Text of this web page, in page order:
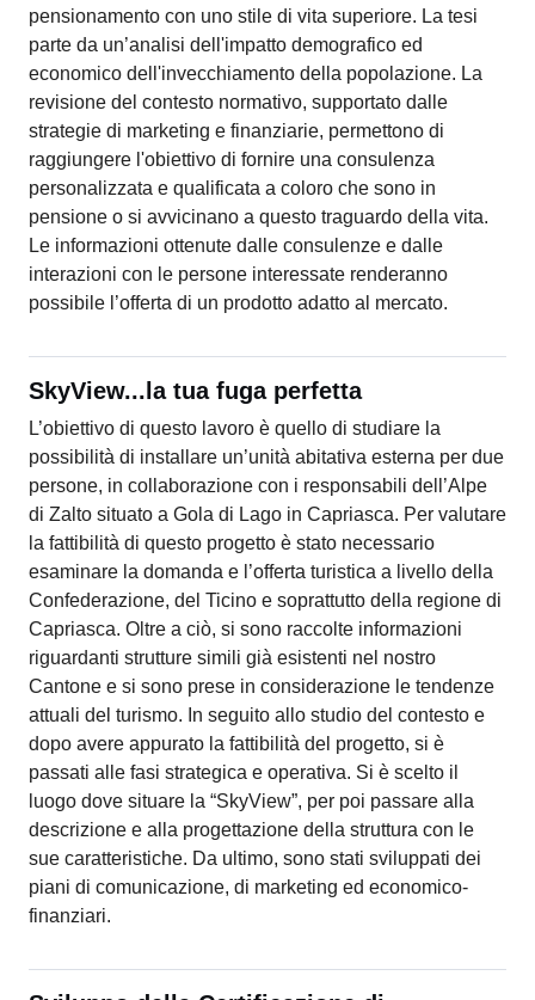
pensionamento con uno stile di vita superiore. La tesi
parte da un’analisi dell'impatto demografico ed
economico dell'invecchiamento della popolazione. La
revisione del contesto normativo, supportato dalle
strategie di marketing e finanziarie, permettono di
raggiungere l'obiettivo di fornire una consulenza
personalizzata e qualificata a coloro che sono in
pensione o si avvicinano a questo traguardo della vita.
Le informazioni ottenute dalle consulenze e dalle
interazioni con le persone interessate renderanno
possibile l’offerta di un prodotto adatto al mercato.
SkyView...la tua fuga perfetta
L’obiettivo di questo lavoro è quello di studiare la
possibilità di installare un’unità abitativa esterna per due
persone, in collaborazione con i responsabili dell’Alpe
di Zalto situato a Gola di Lago in Capriasca. Per valutare
la fattibilità di questo progetto è stato necessario
esaminare la domanda e l’offerta turistica a livello della
Confederazione, del Ticino e soprattutto della regione di
Capriasca. Oltre a ciò, si sono raccolte informazioni
riguardanti strutture simili già esistenti nel nostro
Cantone e si sono prese in considerazione le tendenze
attuali del turismo. In seguito allo studio del contesto e
dopo avere appurato la fattibilità del progetto, si è
passati alle fasi strategica e operativa. Si è scelto il
luogo dove situare la “SkyView”, per poi passare alla
descrizione e alla progettazione della struttura con le
sue caratteristiche. Da ultimo, sono stati sviluppati dei
piani di comunicazione, di marketing ed economico-
finanziari.